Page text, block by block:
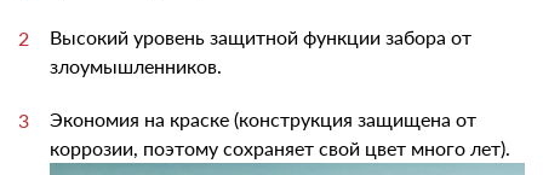
Высокий уровень защитной функции забора от
злоумышленников.
Экономия на краске (конструкция защищена от
коррозии, поэтому сохраняет свой цвет много лет).